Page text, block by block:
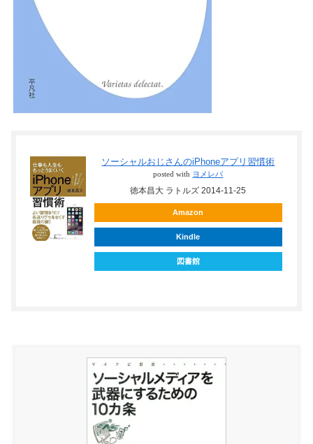
ソーシャルおじさんのiPhoneアプリ習慣術
posted with ヨメレバ
徳本昌大 ラトルズ 2014-11-25
Amazon
Kindle
図書館